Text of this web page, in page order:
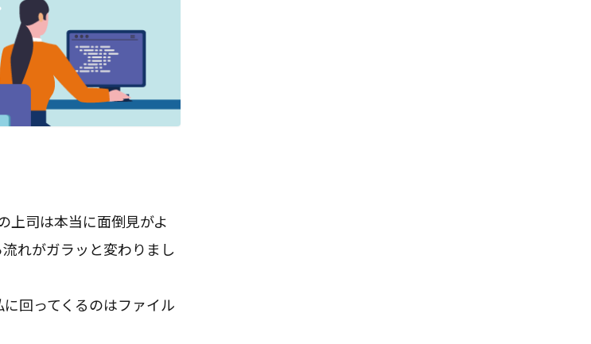
上司は本当に面倒見がよ
れがガラッと変わりまし
回ってくるのはファイル